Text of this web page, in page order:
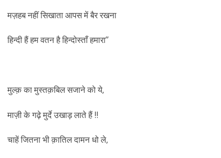
मज़हब नहीं सिखाता आपस में बैर रखना
हिन्दी हैं हम वतन है हिन्दोस्ताँ हमारा”
मुल्क़ का मुस्तक़बिल सजाने को ये,
माज़ी के गढ़े मुर्दे उखाड़ लाते हैं !!
चाहें जितना भी क़ातिल दामन धो ले,